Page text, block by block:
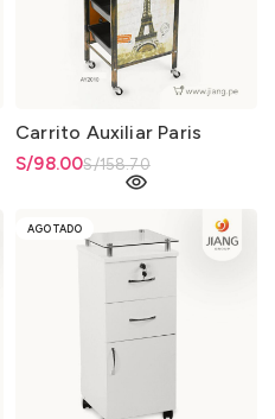
Carrito Auxiliar Paris
S/158.70
El precio original era:
S/98.00
El precio actual es: S/98.00.
AGOTADO